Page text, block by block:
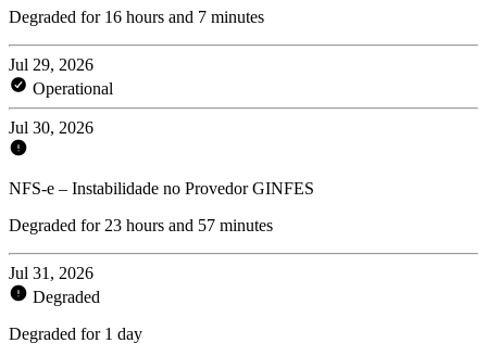
Degraded for 16 hours and 7 minutes
Jul 29, 2026
Operational
Jul 30, 2026
NFS-e – Instabilidade no Provedor GINFES
Degraded for 23 hours and 57 minutes
Jul 31, 2026
Degraded
Degraded for 1 day